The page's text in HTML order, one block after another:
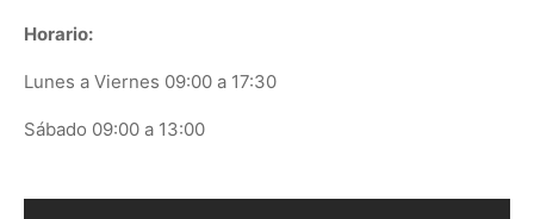
Horario:
Lunes a Viernes 09:00 a 17:30
Sábado 09:00 a 13:00